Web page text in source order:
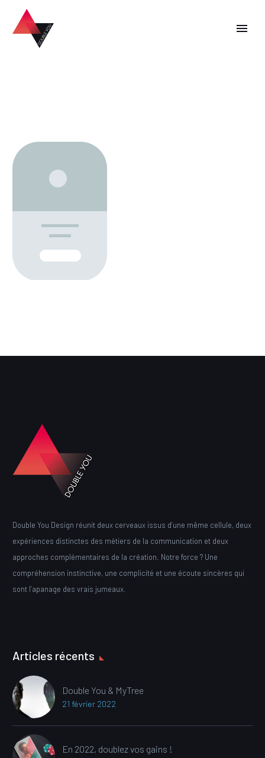
Double You Design réunit deux cerveaux issus d’une même cellule, deux
expériences distinctes des métiers de la communication et deux
approches complémentaires de la création. Notre force ? Une
compréhension instinctive, une complicité et une écoute sincères qui
sont l’apanage des vrais jumeaux.
Articles récents
Double You & MyTree
21 février 2022
En 2022, doublez vos gains !